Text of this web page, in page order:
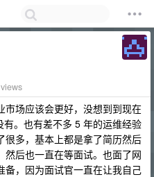
市场应该会更好，没想到到现在
。也有差不多 5 年的运维经验
很多，基本上都是拿了简历然后
后也一直在等面试。也面了网
，因为面试官一直在让我自己